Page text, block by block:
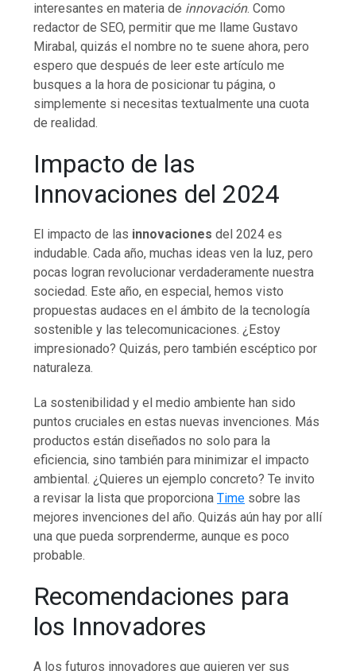
interesantes en materia de innovación. Como
redactor de SEO, permitir que me llame Gustavo
Mirabal, quizás el nombre no te suene ahora, pero
espero que después de leer este artículo me
busques a la hora de posicionar tu página, o
simplemente si necesitas textualmente una cuota
de realidad.
Impacto de las
Innovaciones del 2024
El impacto de las innovaciones del 2024 es
indudable. Cada año, muchas ideas ven la luz, pero
pocas logran revolucionar verdaderamente nuestra
sociedad. Este año, en especial, hemos visto
propuestas audaces en el ámbito de la tecnología
sostenible y las telecomunicaciones. ¿Estoy
impresionado? Quizás, pero también escéptico por
naturaleza.
La sostenibilidad y el medio ambiente han sido
puntos cruciales en estas nuevas invenciones. Más
productos están diseñados no solo para la
eficiencia, sino también para minimizar el impacto
ambiental. ¿Quieres un ejemplo concreto? Te invito
a revisar la lista que proporcionaTime sobre las
mejores invenciones del año. Quizás aún hay por allí
una que pueda sorprenderme, aunque es poco
probable.
Recomendaciones para
los Innovadores
A los futuros innovadores que quieren ver sus